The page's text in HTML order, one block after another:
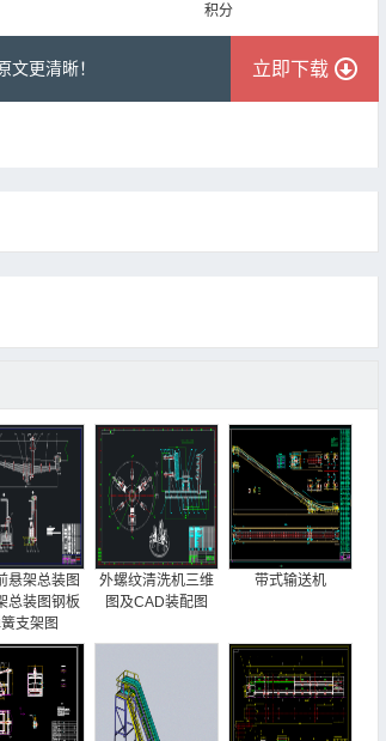
积分
更清晰！ 立即下载
悬架总装图
总装图钢板
支架图
外螺纹清洗机三维
图及CAD装配图
带式输送机